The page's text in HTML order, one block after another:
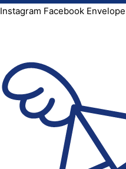
Instagram Facebook Envelope